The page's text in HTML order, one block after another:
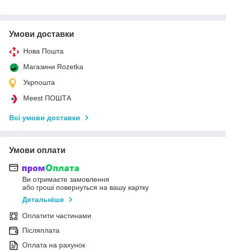
Умови доставки
Нова Пошта
Магазини Rozetka
Укрпошта
Meest ПОШТА
Всі умови доставки
Умови оплати
Ви отримаєте замовлення
або гроші повернуться на вашу картку
Детальніше
Оплатити частинами
Післяплата
Оплата на рахунок